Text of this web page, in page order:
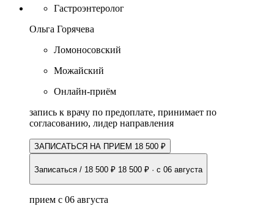
Гастроэнтеролог
Ольга Горячева
Ломоносовский
Можайский
Онлайн-приём
запись к врачу по предоплате, принимает по
согласованию, лидер направления
ЗАПИСАТЬСЯ НА ПРИЕМ 18 500 ₽
Записаться / 18 500 ₽ 18 500 ₽ · с 06 августа
прием с 06 августа